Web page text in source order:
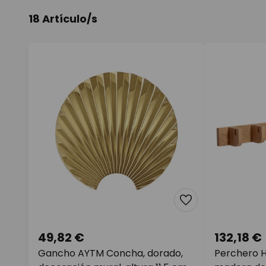
18 Artículo/s
Gancho AYTM Concha, dorado,
49,82 €
Perchero
132,18 €